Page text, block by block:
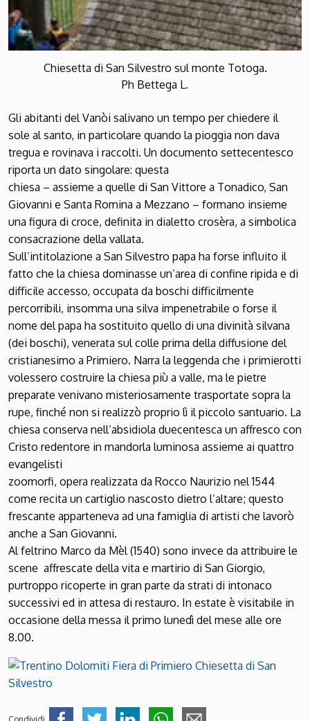
Chiesetta di San Silvestro sul monte Totoga.
Ph Bettega L.
Gli abitanti del Vanòi salivano un tempo per chiedere il
sole al santo, in particolare quando la pioggia non dava
tregua e rovinava i raccolti. Un documento settecentesco
riporta un dato singolare: questa
chiesa – assieme a quelle di San Vittore a Tonadico, San
Giovanni e Santa Romina a Mezzano – formano insieme
una figura di croce, definita in dialetto crosèra, a simbolica
consacrazione della vallata.
Sull’intitolazione a San Silvestro papa ha forse influito il
fatto che la chiesa dominasse un’area di confine ripida e di
difficile accesso, occupata da boschi difficilmente
percorribili, insomma una silva impenetrabile o forse il
nome del papa ha sostituito quello di una divinità silvana
(dei boschi), venerata sul colle prima della diffusione del
cristianesimo a Primiero. Narra la leggenda che i primierotti
volessero costruire la chiesa più a valle, ma le pietre
preparate venivano misteriosamente trasportate sopra la
rupe, finché non si realizzò proprio lì il piccolo santuario. La
chiesa conserva nell’absidiola duecentesca un affresco con
Cristo redentore in mandorla luminosa assieme ai quattro
evangelisti
zoomorfi, opera realizzata da Rocco Naurizio nel 1544
come recita un cartiglio nascosto dietro l’altare; questo
frescante apparteneva ad una famiglia di artisti che lavorò
anche a San Giovanni.
Al feltrino Marco da Mèl (1540) sono invece da attribuire le
scene affrescate della vita e martirio di San Giorgio,
purtroppo ricoperte in gran parte da strati di intonaco
successivi ed in attesa di restauro. In estate è visitabile in
occasione della messa il primo lunedì del mese alle ore
8.00.